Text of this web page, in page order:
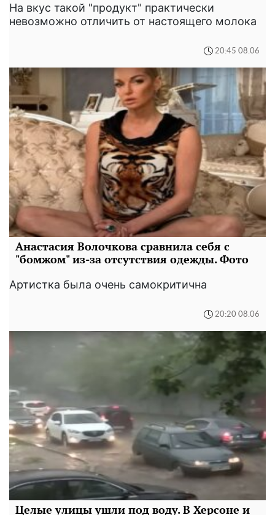
На вкус такой "продукт" практически
невозможно отличить от настоящего молока
20:45 08.06
Анастасия Волочкова сравнила себя с
"бомжом" из-за отсутствия одежды. Фото
Артистка была очень самокритична
20:20 08.06
Целые улицы ушли под воду. В Херсоне и